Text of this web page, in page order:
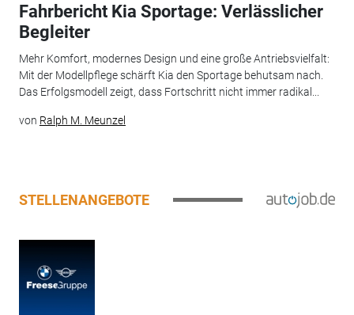
Fahrbericht Kia Sportage: Verlässlicher
Begleiter
Mehr Komfort, modernes Design und eine große Antriebsvielfalt:
Mit der Modellpflege schärft Kia den Sportage behutsam nach.
Das Erfolgsmodell zeigt, dass Fortschritt nicht immer radikal...
von Ralph M. Meunzel
STELLENANGEBOTE